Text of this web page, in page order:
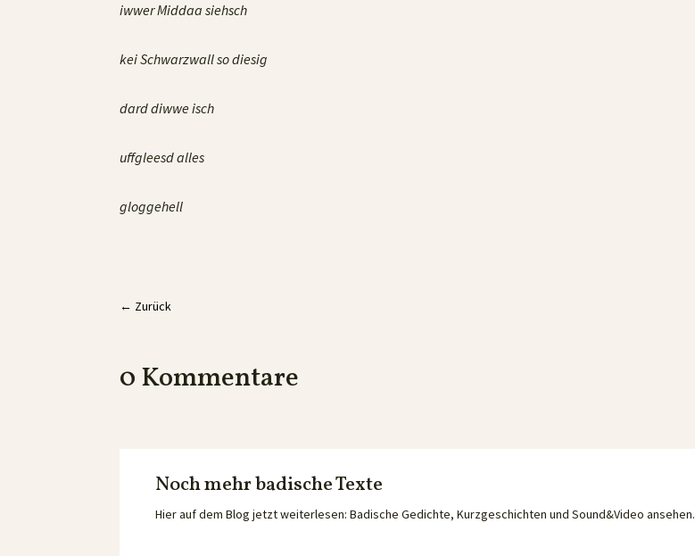
iwwer Middaa siehsch
kei Schwarzwall so diesig
dard diwwe isch
uffgleesd alles
gloggehell
← Zurück
0 Kommentare
Noch mehr badische Texte
Hier auf dem Blog jetzt weiterlesen: Badische Gedichte, Kurzgeschichten und Sound&Video ansehen.